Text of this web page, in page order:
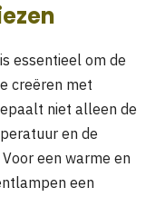
essentieel om de
creëren met
niet alleen de
en de
een warme en
een